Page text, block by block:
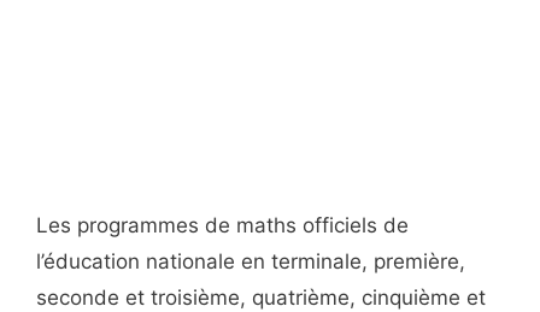
Les programmes de maths officiels de
l’éducation nationale en terminale, première,
seconde et troisième, quatrième, cinquième et